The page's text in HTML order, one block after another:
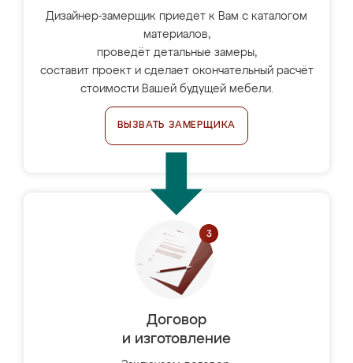
Дизайнер-замерщик приедет к Вам с каталогом
материалов,
проведёт детальные замеры,
составит проект и сделает окончательный расчёт
стоимости Вашей будущей мебели.
ВЫЗВАТЬ ЗАМЕРЩИКА
Договор
и изготовление